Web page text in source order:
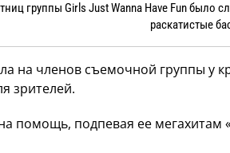
группы Girls Just Wanna Have Fun было
раскатистые
на членов съемочной группы у
зрителей.
помощь, подпевая ее мегахитам